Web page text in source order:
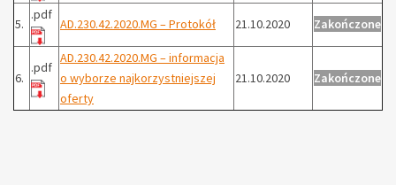
5.
.pdf
AD.230.42.2020.MG – Protokół 21.10.2020 Zakończone
6.
.pdf
AD.230.42.2020.MG – informacja
o wyborze najkorzystniejszej
oferty
21.10.2020 Zakończone